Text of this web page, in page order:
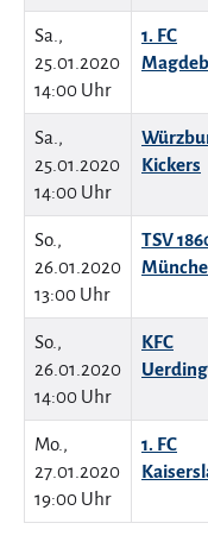
Sa.,
25.01.2020
14:00 Uhr
1. FC
Sa.,
25.01.2020
14:00 Uhr
Kickers
So.,
26.01.2020
13:00 Uhr
TSV
So.,
26.01.2020
14:00 Uhr
KFC
Mo.,
27.01.2020
19:00 Uhr
1. FC